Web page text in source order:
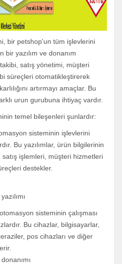
bir petshop'un tüm işlevlerini
bir yazılım ve donanım
satış yönetimi, müşteri
süreçleri otomatikleştirerek
artırmayı amaçlar. Bu
urun gurubuna ihtiyaç vardır.
temel bileşenleri şunlardır:
sisteminin işlevlerini
Bu yazılımlar, ürün bilgilerinin
işlemleri, müşteri hizmetleri
destekler.
sisteminin çalışması
Bu cihazlar, bilgisayarlar,
pos cihazları ve diğer